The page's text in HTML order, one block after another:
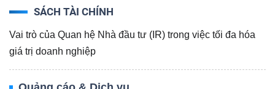
SÁCH TÀI CHÍNH
Vai trò của Quan hệ Nhà đầu tư (IR) trong việc tối đa hóa
giá trị doanh nghiệp